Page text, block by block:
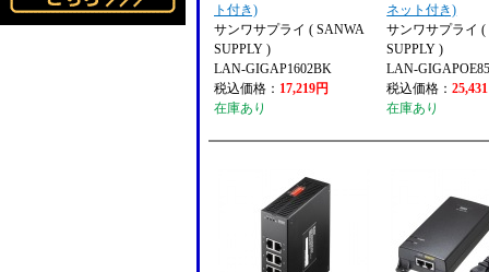
ト付き)
サンワサプライ ( SANWA
SUPPLY )
LAN-GIGAP1602BK
税込価格： 17,219円
在庫あり
ネット付き)
サンワサプライ (
SUPPLY )
LAN-
税込価格：
在庫あり